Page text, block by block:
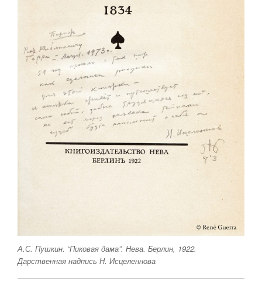
А.С. Пушкин. “Пиковая дама”. Нева. Берлин, 1922.
Дарственная надпись Н. Исцеленнова